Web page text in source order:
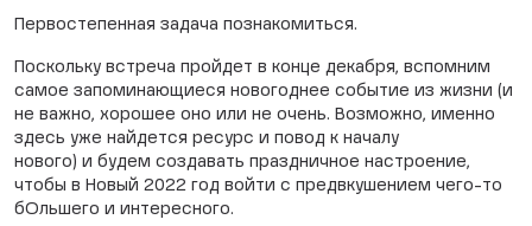
Первостепенная задача познакомиться.
Поскольку встреча пройдет в конце декабря, вспомним
самое запоминающиеся новогоднее событие из жизни (и
не важно, хорошее оно или не очень. Возможно, именно
здесь уже найдется ресурс и повод к началу
нового) и будем создавать праздничное настроение,
чтобы в Новый 2022 год войти с предвкушением чего-то
бОльшего и интересного.